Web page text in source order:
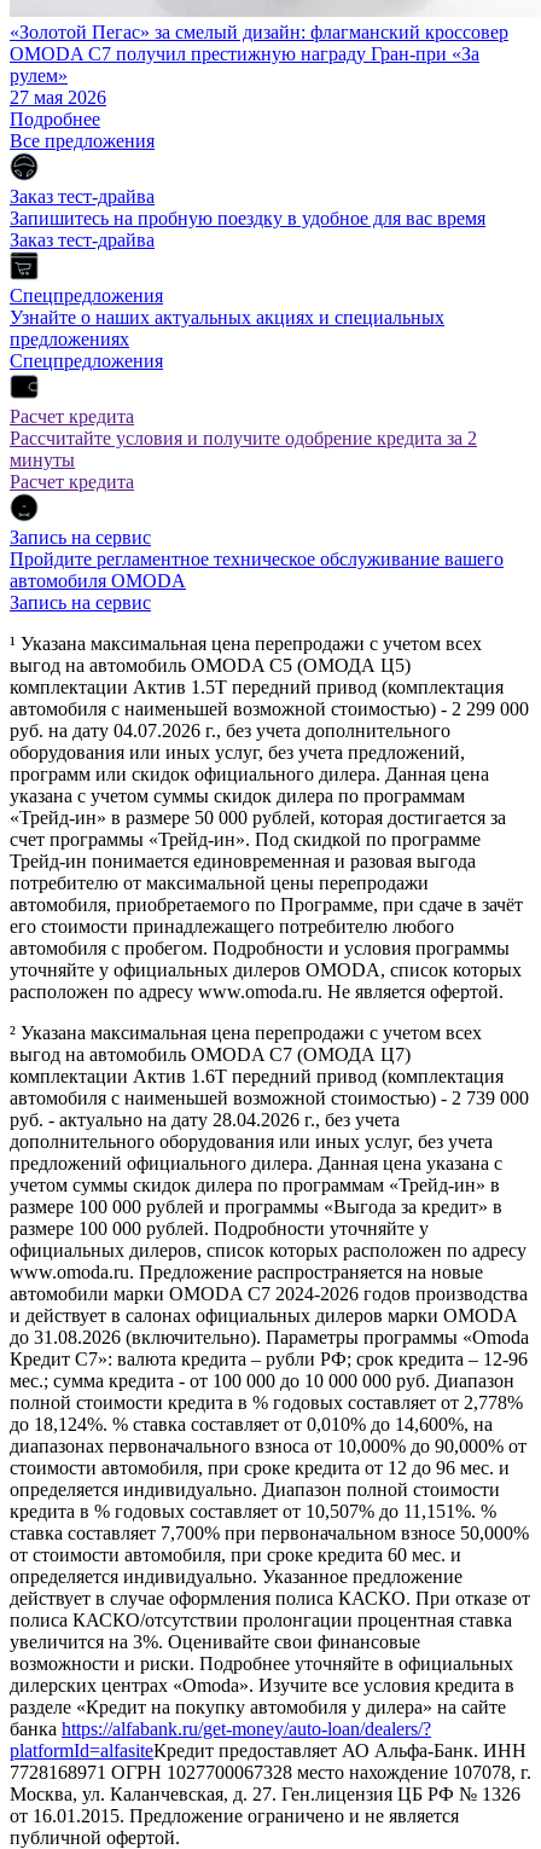
«Золотой Пегас» за смелый дизайн: флагманский кроссовер
OMODA C7 получил престижную награду Гран-при «За
рулем»
27 мая 2026
Подробнее
Все предложения
Заказ тест-драйва
Запишитесь на пробную поездку в удобное для вас время
Заказ тест-драйва
Спецпредложения
Узнайте о наших актуальных акциях и специальных
предложениях
Спецпредложения
Расчет кредита
Рассчитайте условия и получите одобрение кредита за 2
минуты
Расчет кредита
Запись на сервис
Пройдите регламентное техническое обслуживание вашего
автомобиля OMODA
Запись на сервис
¹ Указана максимальная цена перепродажи с учетом всех
выгод на автомобиль OMODA C5 (ОМОДА Ц5)
комплектации Актив 1.5Т передний привод (комплектация
автомобиля с наименьшей возможной стоимостью) - 2 299 000
руб. на дату 04.07.2026 г., без учета дополнительного
оборудования или иных услуг, без учета предложений,
программ или скидок официального дилера. Данная цена
указана с учетом суммы скидок дилера по программам
«Трейд-ин» в размере 50 000 рублей, которая достигается за
счет программы «Трейд-ин». Под скидкой по программе
Трейд-ин понимается единовременная и разовая выгода
потребителю от максимальной цены перепродажи
автомобиля, приобретаемого по Программе, при сдаче в зачёт
его стоимости принадлежащего потребителю любого
автомобиля с пробегом. Подробности и условия программы
уточняйте у официальных дилеров OMODA, список которых
расположен по адресу www.omoda.ru. Не является офертой.
² Указана максимальная цена перепродажи с учетом всех
выгод на автомобиль OMODA C7 (ОМОДА Ц7)
комплектации Актив 1.6T передний привод (комплектация
автомобиля с наименьшей возможной стоимостью) - 2 739 000
руб. - актуально на дату 28.04.2026 г., без учета
дополнительного оборудования или иных услуг, без учета
предложений официального дилера. Данная цена указана с
учетом суммы скидок дилера по программам «Трейд-ин» в
размере 100 000 рублей и программы «Выгода за кредит» в
размере 100 000 рублей. Подробности уточняйте у
официальных дилеров, список которых расположен по адресу
www.omoda.ru. Предложение распространяется на новые
автомобили марки OMODA C7 2024-2026 годов производства
и действует в салонах официальных дилеров марки OMODA
до 31.08.2026 (включительно). Параметры программы «Omoda
Кредит C7»: валюта кредита – рубли РФ; срок кредита – 12-96
мес.; сумма кредита - от 100 000 до 10 000 000 руб. Диапазон
полной стоимости кредита в % годовых составляет от 2,778%
до 18,124%. % ставка составляет от 0,010% до 14,600%, на
диапазонах первоначального взноса от 10,000% до 90,000% от
стоимости автомобиля, при сроке кредита от 12 до 96 мес. и
определяется индивидуально. Диапазон полной стоимости
кредита в % годовых составляет от 10,507% до 11,151%. %
ставка составляет 7,700% при первоначальном взносе 50,000%
от стоимости автомобиля, при сроке кредита 60 мес. и
определяется индивидуально. Указанное предложение
действует в случае оформления полиса КАСКО. При отказе от
полиса КАСКО/отсутствии пролонгации процентная ставка
увеличится на 3%. Оценивайте свои финансовые
возможности и риски. Подробнее уточняйте в официальных
дилерских центрах «Omoda». Изучите все условия кредита в
разделе «Кредит на покупку автомобиля у дилера» на сайте
банка https://alfabank.ru/get-money/auto-loan/dealers/?
platformId=alfasiteКредит предоставляет АО Альфа-Банк. ИНН
7728168971 ОГРН 1027700067328 место нахождение 107078, г.
Москва, ул. Каланчевская, д. 27. Ген.лицензия ЦБ РФ № 1326
от 16.01.2015. Предложение ограничено и не является
публичной офертой.